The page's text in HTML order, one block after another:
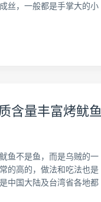
丝，一般都是手掌大的小
含量丰富烤鱿鱼
鱼不是鱼，而是乌贼的一
的高的，做法和吃法也是
中国大陆及台湾省各地都